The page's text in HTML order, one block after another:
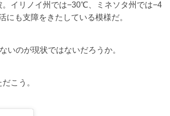
イリノイ州では−30℃、ミネソタ州では−4
も支障をきたしている模様だ。
いのが現状ではないだろうか。
こう。